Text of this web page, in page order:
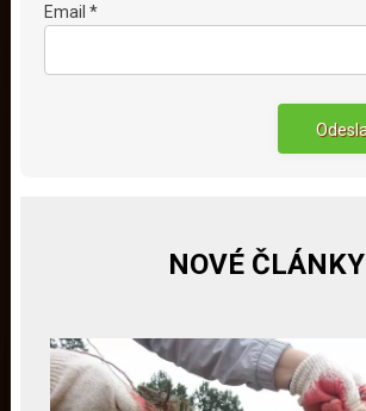
Email *
NOVÉ ČLÁNKY